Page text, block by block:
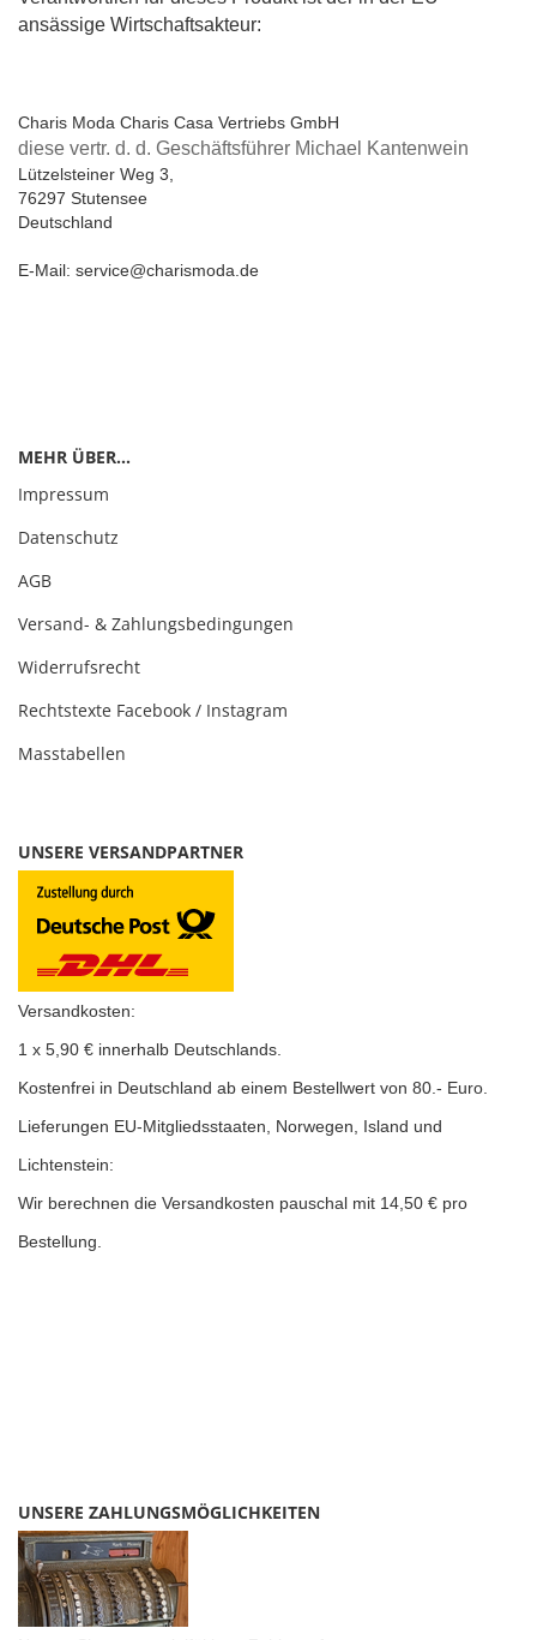
ansässige Wirtschaftsakteur:
Charis Moda Charis Casa Vertriebs GmbH
diese vertr. d. d. Geschäftsführer Michael Kantenwein
Lützelsteiner Weg 3,
76297 Stutensee
Deutschland
E-Mail: service@charismoda.de
MEHR ÜBER...
Impressum
Datenschutz
AGB
Versand- & Zahlungsbedingungen
Widerrufsrecht
Rechtstexte Facebook / Instagram
Masstabellen
UNSERE VERSANDPARTNER
Versandkosten:
1 x 5,90 € innerhalb Deutschlands.
Kostenfrei in Deutschland ab einem Bestellwert von 80.- Euro.
Lieferungen EU-Mitgliedsstaaten, Norwegen, Island und
Lichtenstein:
Wir berechnen die Versandkosten pauschal mit 14,50 € pro
Bestellung.
UNSERE ZAHLUNGSMÖGLICHKEITEN